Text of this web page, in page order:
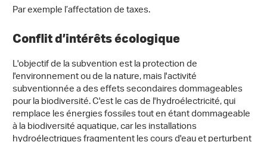
Par exemple l’affectation de taxes.
Conflit d’intérêts écologique
L'objectif de la subvention est la protection de
l'environnement ou de la nature, mais l'activité
subventionnée a des effets secondaires dommageables
pour la biodiversité. C'est le cas de l'hydroélectricité, qui
remplace les énergies fossiles tout en étant dommageable
à la biodiversité aquatique, car les installations